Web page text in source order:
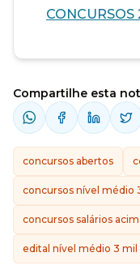
CONCURSOS
Compartilhe esta
concursos abertos
concursos nível médio
concursos salários
edital nível médio 3 mil